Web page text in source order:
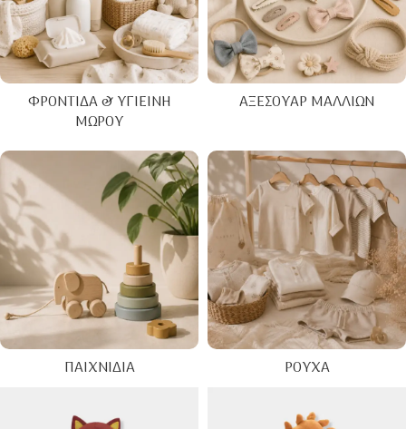
ΦΡΟΝΤΊΔΑ & ΥΓΙΕΙΝΉ
ΜΩΡΟΎ
ΑΞΕΣΟΥΆΡ ΜΑΛΛΙΏΝ
ΠΑΙΧΝΊΔΙΑ ΡΟΎΧΑ